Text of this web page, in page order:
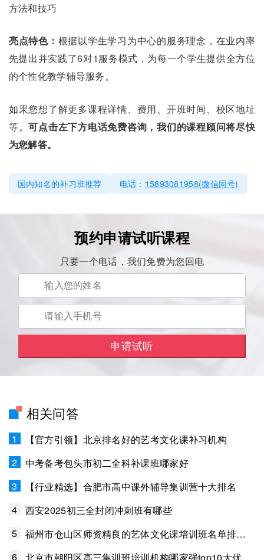
方法和技巧
亮点特色： 根据以学生学习为中心的服务理念，在业内率
先提出并实践了6对1服务模式，为每一个学生提供全方位
的个性化教学辅导服务。
如果您想了解更多课程详情、费用、开班时间、校区地址
等。可点击左下方电话免费咨询，我们的课程顾问将尽快
为您解答。
国内知名的补习班推荐 电话： 15893081958(微信同号)
预约申请试听课程
只要一个电话，我们免费为您回电
相关问答
1
【官方引领】北京排名好的艺考文化课补习机构
2
中考备考包头市初二全科补课班哪家好
3
【行业精选】合肥市高中课外辅导集训营十大排名
4
西安2025初三全封闭冲刺班有哪些
5
福州市仓山区师资精良的艺体文化课培训班名单排名汇总
6